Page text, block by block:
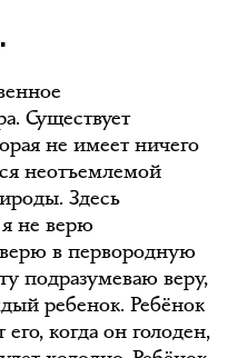
Существует
не имеет ничего
неотъемлемой
Здесь
я не верю
в первородную
подразумеваю веру,
ребенок. Ребёнок
когда он голоден,